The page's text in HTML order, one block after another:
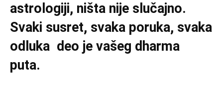
astrologiji, ništa nije slučajno.
Svaki susret, svaka poruka, svaka
odluka deo je vašeg dharma
puta.